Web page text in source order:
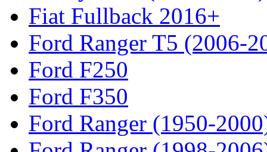
Fiat Fullback 2016+
Ford Ranger T5 (2006-
Ford F250
Ford F350
Ford Ranger (1950-